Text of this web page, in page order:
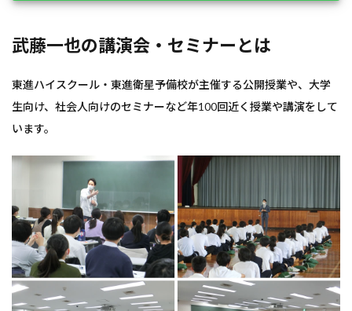
武藤一也の講演会・セミナーとは
東進ハイスクール・東進衛星予備校が主催する公開授業や、大学
生向け、社会人向けのセミナーなど年100回近く授業や講演をして
います。